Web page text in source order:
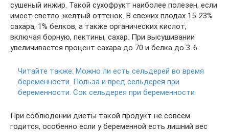
сушеный инжир. Такой сухофрукт наиболее полезен, если
имеет светло-желтый оттенок. В свежих плодах 15-23%
сахара, 1% белков, а также органических кислот,
включая борную, пектины, сахар. При высушивании
увеличивается процент сахара до 70 и белка до 3-6.
Читайте также: Можно ли есть сельдерей во время
беременности. Польза и вред сельдерея при
беременности. Сок сельдерея при беременности
При соблюдении диеты такой продукт не совсем
годится, особенно если у беременной есть лишний вес